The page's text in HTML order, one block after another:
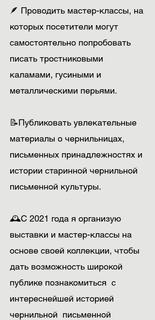
🪶 Проводить мастер-классы, на
которых посетители могут
самостоятельно попробовать
писать тростниковыми
каламами, гусиными и
металлическими перьями.
📝Публиковать увлекательные
материалы о чернильницах,
письменных принадлежностях и
истории старинной чернильной
письменной культуры.
🕰️С 2021 года я ​организую
выставки и мастер-классы на
основе своей коллекции, чтобы
дать возможность широкой
публике познакомиться с
интереснейшей историей
чернильной письменной